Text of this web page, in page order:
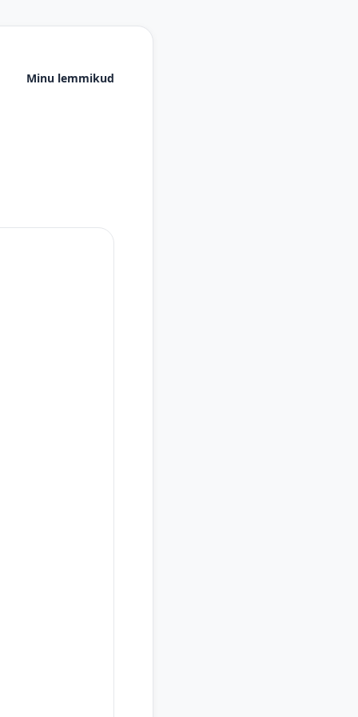
Minu lemmikud